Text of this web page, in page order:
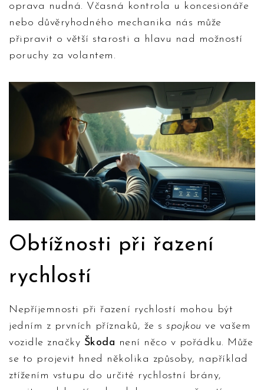
oprava nudná. Včasná kontrola u koncesionáře
nebo důvěryhodného mechanika nás může
připravit o větší starosti a hlavu nad možností
poruchy za volantem.
Obtížnosti při řazení
rychlostí
Nepříjemnosti při řazení rychlostí mohou být
jedním z prvních příznaků, že s spojkou ve vašem
vozidle značky Škoda není něco v pořádku. Může
se to projevit hned několika způsoby, například
ztížením vstupu do určité rychlostní brány,